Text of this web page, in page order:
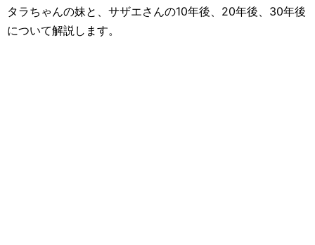
タラちゃんの妹と、サザエさんの10年後、20年後、30年後
について解説します。
スポーツ雑学